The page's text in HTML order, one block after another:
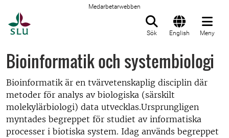
Medarbetarwebben
Sök English Meny
Bioinformatik och systembiologi
Bioinformatik är en tvärvetenskaplig disciplin där
metoder för analys av biologiska (särskilt
molekylärbiologi) data utvecklas.Ursprungligen
myntades begreppet för studiet av informatiska
processer i biotiska system. Idag används begreppet